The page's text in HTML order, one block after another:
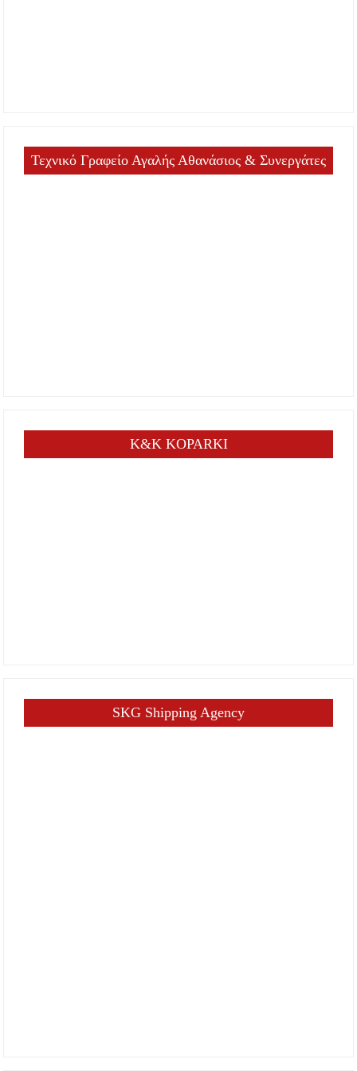
Τεχνικό Γραφείο Αγαλής Αθανάσιος & Συνεργάτες
K&K KOPARKI
SKG Shipping Agency